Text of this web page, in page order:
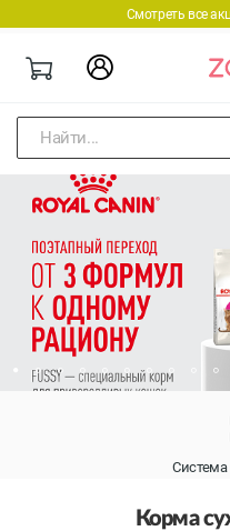
Смотреть все
Найти...
Система
Корма